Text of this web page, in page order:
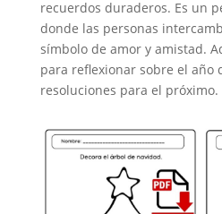
recuerdos duraderos. Es un
donde las personas
símbolo de amor y amistad.
para reflexionar sobre el año
resoluciones para el próximo.